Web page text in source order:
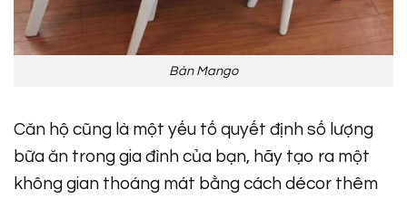
Bàn Mango
Căn hộ cũng là một yếu tố quyết định số lượng
bữa ăn trong gia đình của bạn, hãy tạo ra một
không gian thoáng mát bằng cách décor thêm